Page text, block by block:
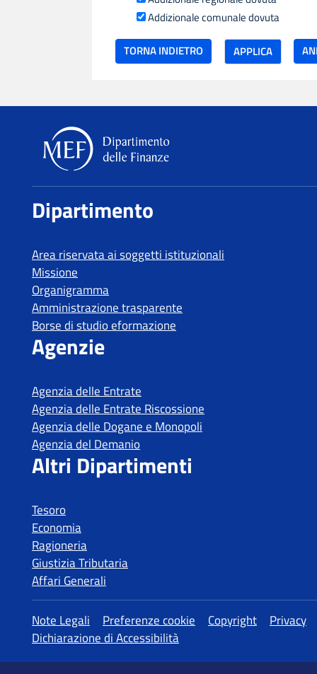
Addizionale comunale dovuta
TORNA INDIETRO
Dipartimento delle Finanze
Dipartimento
Area riservata ai soggetti istituzionali
Missione
Organigramma
Amministrazione trasparente
Borse di studio eformazione
Agenzie
Agenzia delle Entrate
Agenzia delle Entrate Riscossione
Agenzia delle Dogane e Monopoli
Agenzia del Demanio
Altri Dipartimenti
Tesoro
Economia
Ragioneria
Giustizia Tributaria
Affari Generali
Altre informazioni
Note Legali Preferenze cookie Copyright
Privacy
Dichiarazione di Accessibilità